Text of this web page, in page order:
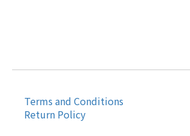
Terms and Conditions
Return Policy